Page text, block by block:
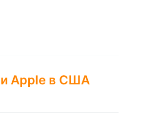
Apple в США